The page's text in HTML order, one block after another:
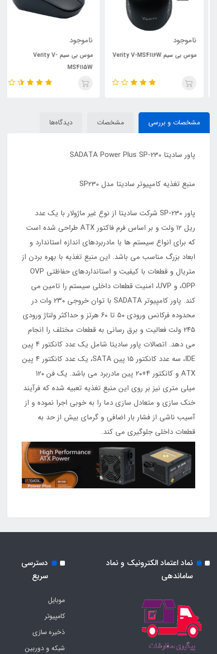
ناموجود
موس بی سیم Verity V-MS4116W
ناموجود
موس بی سیم Verity V-
MS4115W
مشخصات و بررسی مشخصات دیدگاه‌ها
پاور سادیتا SADATA Power Plus SP-230
منبع تغذیه کامپیوتر سادیتا مدل SP230
پاور SP-230 شرکت سادیتا از نوع غیر ماژولار با یک عدد
ریل ۱۲ ولت و بر اساس فرم فاکتور ATX طراحی شده است
که برای انواع سیستم ها با مادربردهای اندازه استاندارد و
ابعاد بزرگ مناسب می باشد. این منبع تغذیه با بهره بردن از
متریال و قطعات با کیفیت و استانداردهای حفاظتی OVP
،OPP و UVP، امنیت قطعات داخلی سیستم را تامین می
کند. پاور کامپیوتر SADATA با توان خروجی ۲۳۰ وات در
محدوده فرکانس ورودی ۵۰ تا ۶۰ هرتز و حداکثر ولتاژ ورودی
۲۴۵ ولت فعالیت و برق رسانی به قطعات مختلف را انجام
می دهد. اتصالات پاور سادیتا شامل یک عدد کانکتور ۴ پین
IDE، سه عدد کانکتور ۱۵ پین SATA، یک عدد کانکتور ۴ پین
ATX و کانکتور ۴+۲۰ پین مادربرد می باشد. یک فن ۱۲۰
میلی متری نیز بر روی این منبع تغذیه تعبیه شده که فرآیند
خنک سازی و متعادل سازی دما را به خوبی اجرا نموده و از
آسیب ناشی از فشار بار اضافی و گرمای بیش از حد به
قطعات داخلی جلوگیری می کند.
نماد اعتماد الکترونیک و نماد
ساماندهی
دسترسی
سریع
موبایل
کامپیوتر
ذخیره سازی
شبکه و دوربین